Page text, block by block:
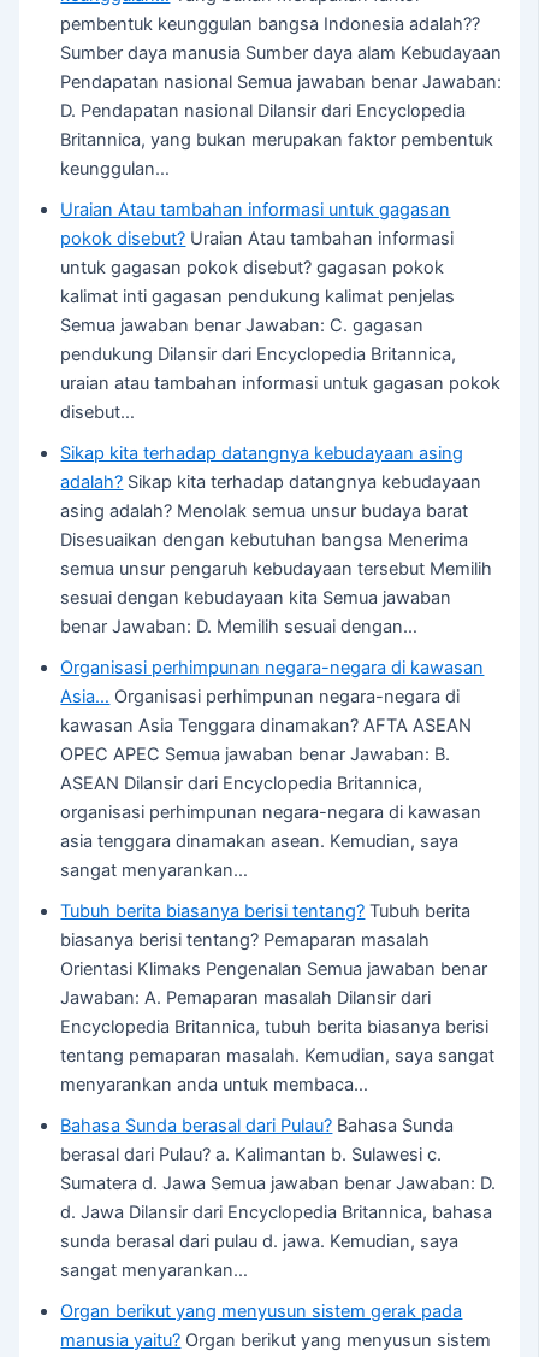
pembentuk keunggulan bangsa Indonesia adalah??
Sumber daya manusia Sumber daya alam Kebudayaan
Pendapatan nasional Semua jawaban benar Jawaban:
D. Pendapatan nasional Dilansir dari Encyclopedia
Britannica, yang bukan merupakan faktor pembentuk
keunggulan…
Uraian Atau tambahan informasi untuk gagasan
pokok disebut? Uraian Atau tambahan informasi
untuk gagasan pokok disebut? gagasan pokok
kalimat inti gagasan pendukung kalimat penjelas
Semua jawaban benar Jawaban: C. gagasan
pendukung Dilansir dari Encyclopedia Britannica,
uraian atau tambahan informasi untuk gagasan pokok
disebut…
Sikap kita terhadap datangnya kebudayaan asing
adalah? Sikap kita terhadap datangnya kebudayaan
asing adalah? Menolak semua unsur budaya barat
Disesuaikan dengan kebutuhan bangsa Menerima
semua unsur pengaruh kebudayaan tersebut Memilih
sesuai dengan kebudayaan kita Semua jawaban
benar Jawaban: D. Memilih sesuai dengan…
Organisasi perhimpunan negara-negara di kawasan
Asia… Organisasi perhimpunan negara-negara di
kawasan Asia Tenggara dinamakan? AFTA ASEAN
OPEC APEC Semua jawaban benar Jawaban: B.
ASEAN Dilansir dari Encyclopedia Britannica,
organisasi perhimpunan negara-negara di kawasan
asia tenggara dinamakan asean. Kemudian, saya
sangat menyarankan…
Tubuh berita biasanya berisi tentang? Tubuh berita
biasanya berisi tentang? Pemaparan masalah
Orientasi Klimaks Pengenalan Semua jawaban benar
Jawaban: A. Pemaparan masalah Dilansir dari
Encyclopedia Britannica, tubuh berita biasanya berisi
tentang pemaparan masalah. Kemudian, saya sangat
menyarankan anda untuk membaca…
Bahasa Sunda berasal dari Pulau? Bahasa Sunda
berasal dari Pulau? a. Kalimantan b. Sulawesi c.
Sumatera d. Jawa Semua jawaban benar Jawaban: D.
d. Jawa Dilansir dari Encyclopedia Britannica, bahasa
sunda berasal dari pulau d. jawa. Kemudian, saya
sangat menyarankan…
Organ berikut yang menyusun sistem gerak pada
manusia yaitu? Organ berikut yang menyusun sistem